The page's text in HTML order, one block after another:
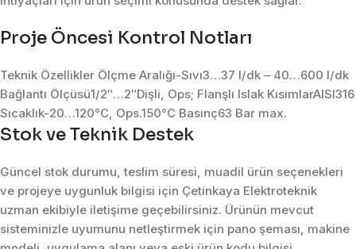
Proje Öncesi Kontrol Notları
Teknik Özellikler Ölçme Aralığı-Sıvı3…37 l/dk – 40…600 l/dk
Bağlantı Ölçüsü1/2″…2″Dişli, Ops; Flanşlı Islak KısımlarAISI316
Sıcaklık-20…120°C, Ops.150°C Basınç63 Bar max.
Stok ve Teknik Destek
Güncel stok durumu, teslim süresi, muadil ürün seçenekleri
ve projeye uygunluk bilgisi için Çetinkaya Elektroteknik
uzman ekibiyle iletişime geçebilirsiniz. Ürünün mevcut
sisteminizle uyumunu netleştirmek için pano şeması, makine